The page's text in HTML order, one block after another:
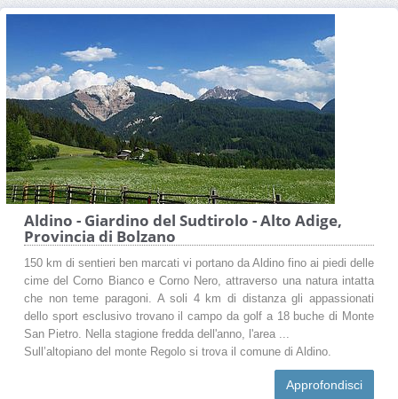
Aldino - Giardino del Sudtirolo - Alto Adige,
Provincia di Bolzano
150 km di sentieri ben marcati vi portano da Aldino fino ai piedi delle
cime del Corno Bianco e Corno Nero, attraverso una natura intatta
che non teme paragoni. A soli 4 km di distanza gli appassionati
dello sport esclusivo trovano il campo da golf a 18 buche di Monte
San Pietro. Nella stagione fredda dell'anno, l'area ...
Sull’altopiano del monte Regolo si trova il comune di Aldino.
Approfondisci